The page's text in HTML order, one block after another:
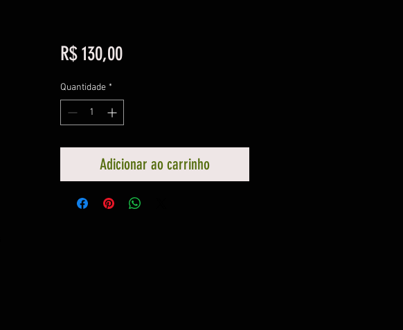
R$ 130,00Preço
Quantidade *
Adicionar ao carrinho